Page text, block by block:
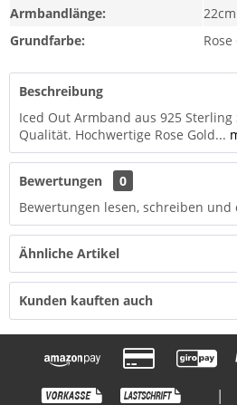
Armbandlänge:
22cm
Grundfarbe:
Rose
Beschreibung
Iced Out Armband aus 925
Qualität. Hochwertige Rose Gold...
Bewertungen
0
Bewertungen lesen, schreiben und
Ähnliche Artikel
Kunden kauften auch
|